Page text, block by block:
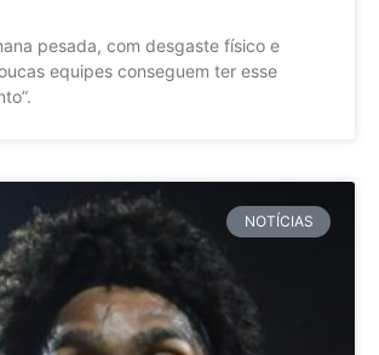
pesada, com desgaste físico e
equipes conseguem ter esse
NOTÍCIAS